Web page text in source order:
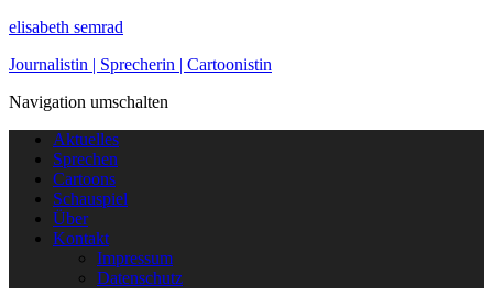
elisabeth semrad
Journalistin | Sprecherin | Cartoonistin
Navigation umschalten
Aktuelles
Sprechen
Cartoons
Schauspiel
Über
Kontakt
Impressum
Datenschutz